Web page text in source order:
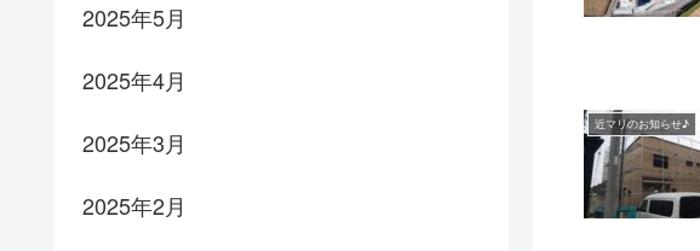
近マリのお知らせ♪
2025年5月
2025年4月
2025年3月
2025年2月